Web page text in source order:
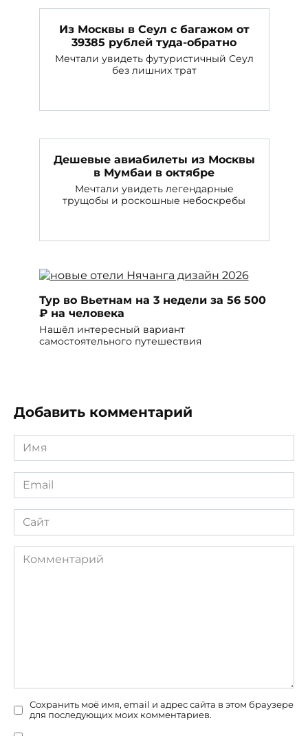
Из Москвы в Сеул с багажом от
39385 рублей туда-обратно
Мечтали увидеть футуристичный Сеул
без лишних трат
Дешевые авиабилеты из Москвы
в Мумбаи в октябре
Мечтали увидеть легендарные
трущобы и роскошные небоскребы
Тур во Вьетнам на 3 недели за 56 500
₽ на человека
Нашёл интересный вариант
самостоятельного путешествия
Добавить комментарий
Имя
Email
Сайт
Комментарий
Сохранить моё имя, email и адрес сайта в этом браузере
для последующих моих комментариев.